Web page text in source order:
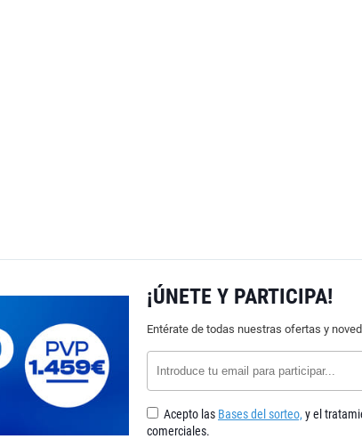
¡ÚNETE Y PARTICIPA!
Entérate de todas nuestras ofertas y
Acepto las Bases del sorteo, y el
comerciales.